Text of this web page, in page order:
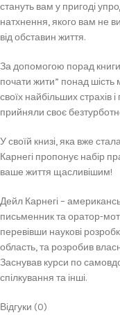
стануть вам у пригоді
натхнення, якого вам не
від обставин життя.
За допомогою порад книги
почати жити” понад шість
своїх найбільших страхів
прийняли своє
У своїй книзі, яка вже
Карнегі пропонує набір
ваше життя щасливішим!
Дейл Карнегі –
письменник та оратор-
перевівши наукові
область, та розробив
Заснував курси по
спілкування та інші.
Відгуки (0)